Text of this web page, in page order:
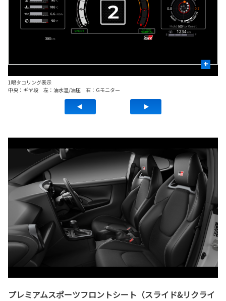
+
1眼タコリング表示
中央：ギヤ段 左：油水温/油圧 右：Gモニター
プレミアムスポーツフロントシート（スライド&リクライ